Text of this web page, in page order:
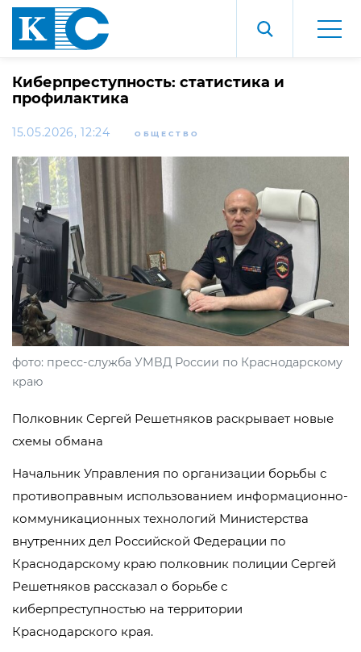
Киберпреступность: статистика и
профилактика
15.05.2026, 12:24 ОБЩЕСТВО
фото: пресс-служба УМВД России по Краснодарскому
краю
Полковник Сергей Решетняков раскрывает новые
схемы обмана
Начальник Управления по организации борьбы с
противоправным использованием информационно-
коммуникационных технологий Министерства
внутренних дел Российской Федерации по
Краснодарскому краю полковник полиции Сергей
Решетняков рассказал о борьбе с
киберпреступностью на территории
Краснодарского края.